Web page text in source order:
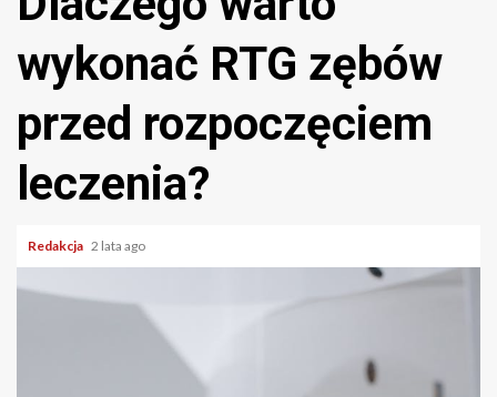
wykonać RTG zębów
przed rozpoczęciem
leczenia?
Redakcja 2 lata ago